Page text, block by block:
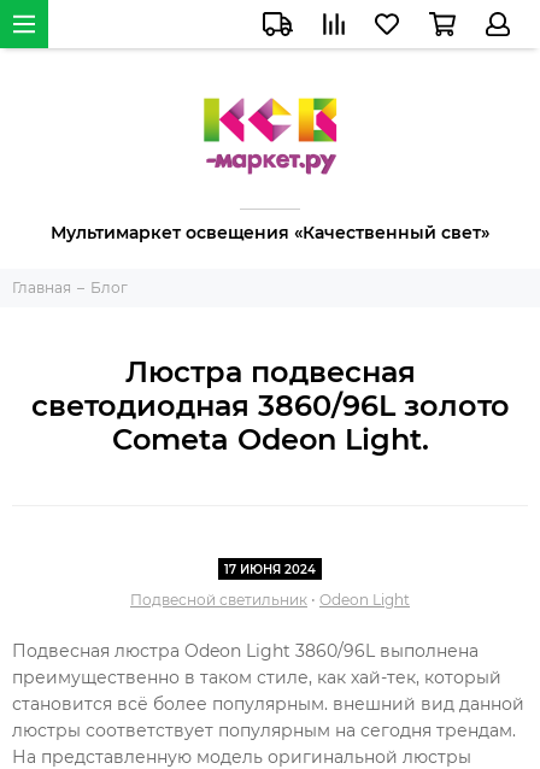
Мультимаркет освещения «Качественный свет»
Главная Блог
Люстра подвесная
светодиодная 3860/96L золото
Cometa Odeon Light.
17 ИЮНЯ 2024
Подвесной светильник • Odeon Light
Подвесная люстра Odeon Light 3860/96L выполнена
преимущественно в таком стиле, как хай-тек, который
становится всё более популярным. внешний вид данной
люстры соответствует популярным на сегодня трендам.
На представленную модель оригинальной люстры